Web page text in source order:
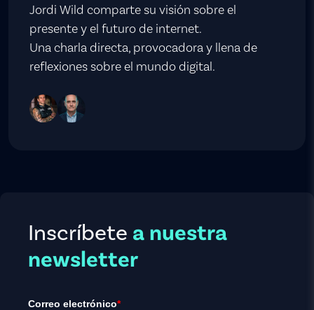
Jordi Wild comparte su visión sobre el
presente y el futuro de internet.
Una charla directa, provocadora y llena de
reflexiones sobre el mundo digital.
Inscríbete a nuestra
newsletter
Correo electrónico*